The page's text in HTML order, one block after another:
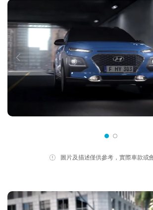
圖片及描述僅供參考，實際車款或